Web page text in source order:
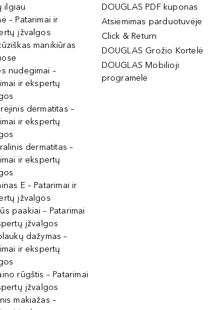
ilgiau
– Patarimai ir
įžvalgos
manikiūras
nudegimai –
ir ekspertų
dermatitas –
ir ekspertų
dermatitas –
ir ekspertų
E – Patarimai ir
įžvalgos
paakiai – Patarimai
įžvalgos
dažymas –
ir ekspertų
rūgštis – Patarimai
įžvalgos
makiažas –
DOUGLAS PDF kuponas
Atsiėmimas parduotuvėje
Click & Return
DOUGLAS Grožio Kortelė
DOUGLAS Mobilioji
programėlė